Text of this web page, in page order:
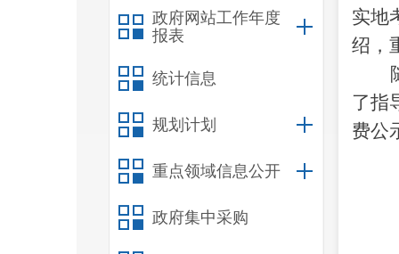
政府网站工作年度
报表
统计信息
规划计划
重点领域信息公开
政府集中采购
实地
绍，
了指
费公